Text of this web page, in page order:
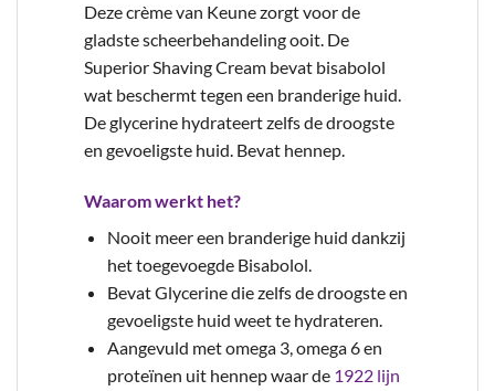
Deze crème van Keune zorgt voor de
gladste scheerbehandeling ooit. De
Superior Shaving Cream bevat bisabolol
wat beschermt tegen een branderige huid.
De glycerine hydrateert zelfs de droogste
en gevoeligste huid. Bevat hennep.
Waarom werkt het?
Nooit meer een branderige huid dankzij
het toegevoegde Bisabolol.
Bevat Glycerine die zelfs de droogste en
gevoeligste huid weet te hydrateren.
Aangevuld met omega 3, omega 6 en
proteïnen uit hennep waar de 1922 lijn